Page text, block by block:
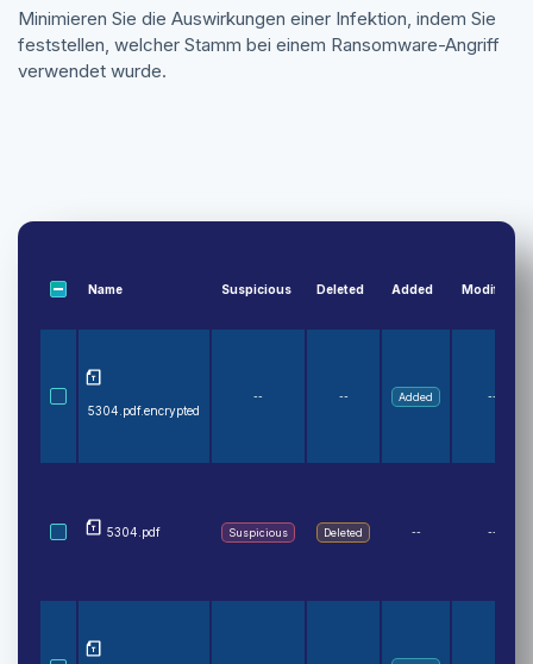
Minimieren Sie die Auswirkungen einer Infektion, indem Sie
feststellen, welcher Stamm bei einem Ransomware-Angriff
verwendet wurde.
Name Suspicious Deleted Added Modified
5304.pdf.encrypted
-- -- Added --
5304.pdf Suspicious Deleted -- --